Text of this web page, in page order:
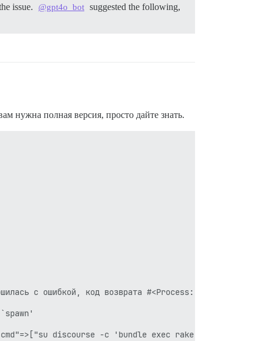
issue. @gpt4o_bot suggested the following,
нужна полная версия, просто дайте знать.
с ошибкой, код возврата #<Process::Status: pid
"cmd"=>["su discourse -c 'bundle exec rake db:migrate'"]}